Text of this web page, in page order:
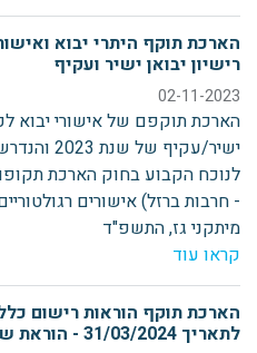
רישיון יבואן ישיר ועקיף
02-11-2023
הארכת תוקפם של אישורי יבוא
ישיר/
לנוכח הקבוע בחוק הארכת
- חרבות ברזל) אישורים
מיתקני גז, התשפ"ד
קראו עוד
לתאריך 31/03/2024 - הוראת שעה